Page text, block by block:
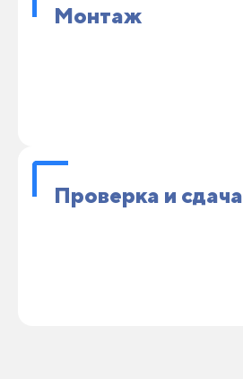
Монтаж
Проверка и сдача